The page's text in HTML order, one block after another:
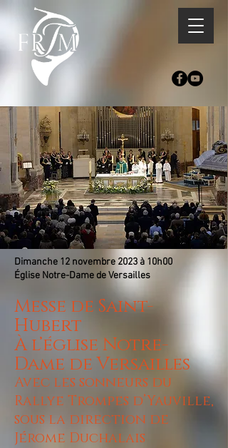
Dimanche 12 novembre 2023 à 10h00
Église Notre-Dame de Versailles
Messe de Saint-
Hubert
À l’église Notre-
Dame de Versailles
Avec les sonneurs du
Rallye Trompes d’Yauville,
sous la direction de
Jérome Duchalais